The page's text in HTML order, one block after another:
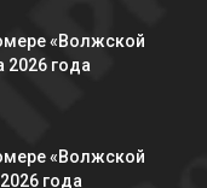
«Волжской
2026 года
«Волжской
года